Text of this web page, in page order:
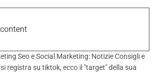
Seo e Social Marketing: Notizie Consigli e
registra su tiktok, ecco il "target" della sua